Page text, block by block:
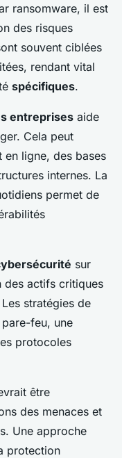
ransomware, il est
des risques
souvent ciblées
rendant vital
spécifiques.
entreprises aide
Cela peut
en ligne, des bases
internes. La
permet de
sur
des actifs critiques
stratégies de
feu, une
protocoles
être
des menaces et
Une approche
protection